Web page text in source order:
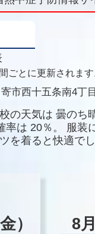
ごとに更新されます
市西十五条南4丁目
の天気は 曇のち
率は 20％。 服装
を着ると快適で
） 8